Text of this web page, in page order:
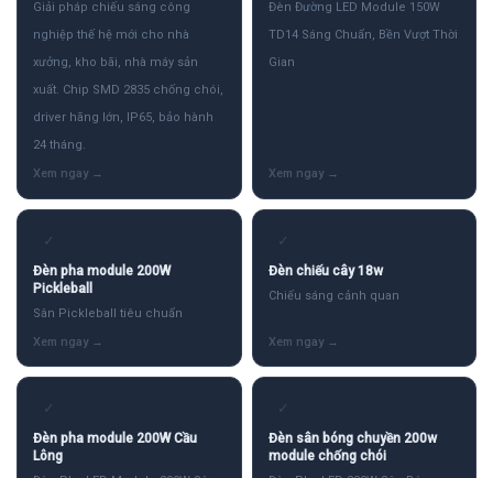
Giải pháp chiếu sáng công
nghiệp thế hệ mới cho nhà
xưởng, kho bãi, nhà máy sản
xuất. Chip SMD 2835 chống chói,
driver hãng lớn, IP65, bảo hành
24 tháng.
Đèn Đường LED Module 150W
TD14 Sáng Chuẩn, Bền Vượt Thời
Gian
✓
Đèn pha module 200W
Pickleball
Sân Pickleball tiêu chuẩn
✓
Đèn chiếu cây 18w
Chiếu sáng cảnh quan
✓
Đèn pha module 200W Cầu
Lông
✓
Đèn sân bóng chuyền 200w
module chống chói